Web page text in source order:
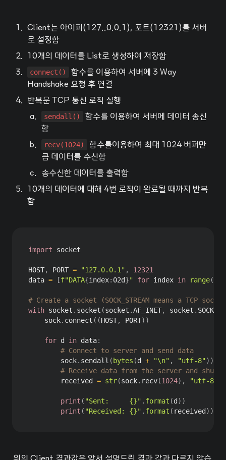
1
Client는 아이피(127..0.0.1), 포트(12321)를 서버
로 설정함
2.
10개의 데이터를 List로 생성하여 저장함
3
connect()
함수를 이용하여 서버에 3 Way
Handshake 요청 후 연결
4.
반복문 TCP 통신 로직 실행
a
sendall()
함수를 이용하여 서버에 데이터 송신
함
b
recv(1024)
함수를이용하여 최대 1024 버퍼만
큼 데이터를 수신함
c
송수신한 데이터를 출력함
5
10개의 데이터에 대해 4번 로직이 완료될 때까지 반복
함
import socket
HOST, PORT = "127.0.0.1" ,
12321
data = [f"DATA{index: 02d}" for index in range(
# Create a socket (SOCK_STREAM means a TCP
with socket . socket (socket .AF_INET, socket .
    sock
. connect ( (HOST, PORT) )
for d in data:
# Connect to server and send data
        sock
. sendall ( bytes (d + "\n" , "utf-8" ) )
# Receive data from the server and shut
        received
= str(sock. recv(1024) , "utf-8"
print ( "Sent:     {}" . format (d ) )
print ( "Received: {}" . format ( received ) )